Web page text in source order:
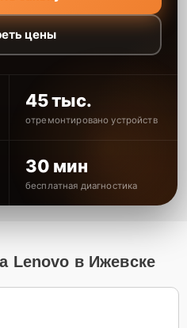
цены
45 тыс.
отремонтировано устройств
30 мин
бесплатная диагностика
Lenovo в Ижевске